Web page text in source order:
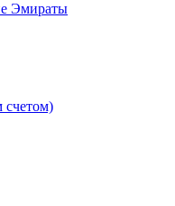
Эмираты
счетом)